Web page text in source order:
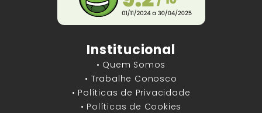
Institucional
• Quem Somos
• Trabalhe Conosco
• Políticas de Privacidade
• Políticas de Cookies